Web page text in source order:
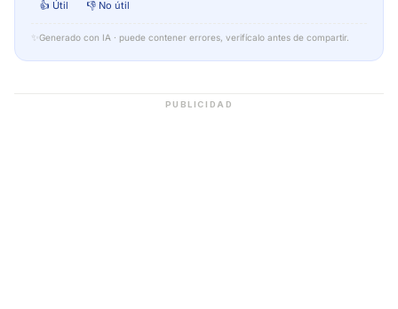
👍 Útil
👎 No útil
✨ Generado con IA · puede contener errores, verifícalo antes de compartir.
PUBLICIDAD